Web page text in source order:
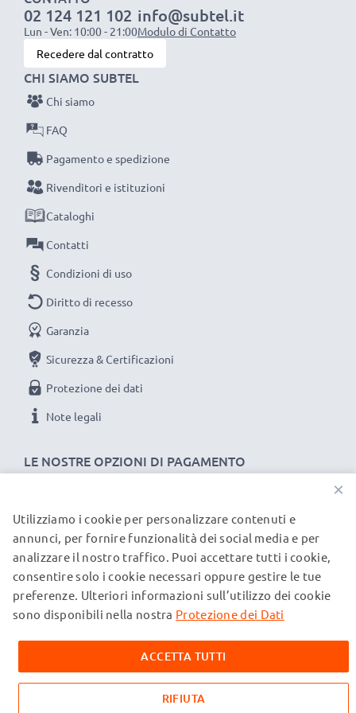
1x batteria da 1000 mAh: circa 2 ore
1x batteria da 2000 mAh: circa 4 ore
1x batteria da 3000 mAh
NOTA BENE:
raggiungimento di efficienza desiderata ricarica
completamente le batterie prima d‘impiegarle.
Non lasciarti scappare neanche uno scatto con
questo caricabatteria intelligente, con schermo
LCD, marcato CELLONIC. Ordina ora, spedizione
rapida e 3 anni di garanzia!
02 124 121 102
Lun - Ven: 10:00 - 21:00
info@subtel.it
Modulo di Contatto
Recedere dal contratto
LE NOSTRE OPZIONI DI PAGAMENTO
CHI SIAMO SUBTEL
Chi siamo
FAQ
Pagamento e spedizione
Rivenditori e istituzioni
Cataloghi
Contatti
Condizioni di uso
Diritto di recesso
Garanzia
Sicurezza & Certificazioni
Protezione dei dati
Note legali
I NOSTRI PARTNER DI SPEDIZIONE
© subtel.it 2026
Tutti i prezzi includono l'IVA e sono esclusi i costi di
spedizione. Si prega di notare che tutti i marchi menzionati
sulle nostre pagine web esclusivamente per fornire
informazioni sui nostri prodotti.
×
Utilizziamo i cookie per personalizzare contenuti e
annunci, per fornire funzionalità dei social media e per
analizzare il nostro traffico. Puoi accettare tutti i cookie,
consentire solo i cookie necessari oppure gestire le tue
preferenze. Ulteriori informazioni sull’utilizzo dei cookie
sono disponibili nella nostra Protezione dei Dati
ACCETTA TUTTI
RIFIUTA